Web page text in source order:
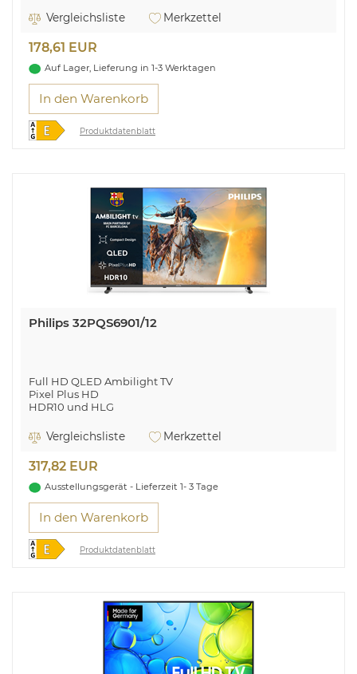
LG ThinQ: Smartphone via App mit TV Gerät koppelbar
USB-Recording (PVR)
12V Betrieb
Vergleichsliste Merkzettel
178,61 EUR
Auf Lager, Lieferung in 1-3 Werktagen
In den Warenkorb
Produktdatenblatt
Philips 32PQS6901/12
Full HD QLED Ambilight TV
Pixel Plus HD
HDR10 und HLG
Titan OS-Plattform
Dolby Audio
Kompaktes und umweltfreundliches Design
Vergleichsliste Merkzettel
317,82 EUR
Ausstellungsgerät - Lieferzeit 1- 3 Tage
In den Warenkorb
Produktdatenblatt